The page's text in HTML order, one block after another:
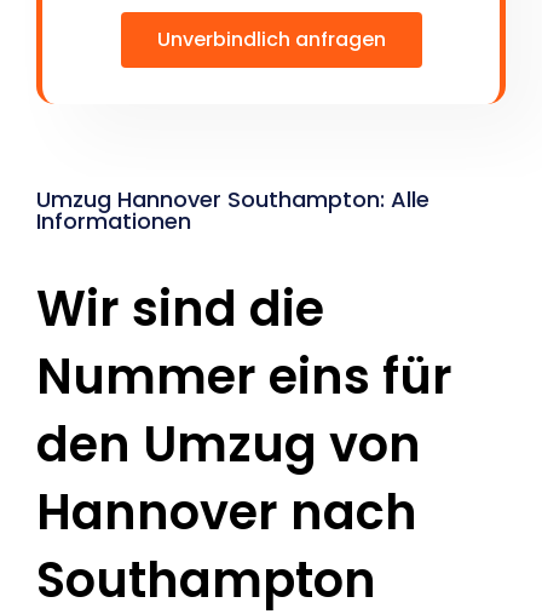
Unverbindlich anfragen
Umzug Hannover Southampton: Alle
Informationen
Wir sind die
Nummer eins für
den Umzug von
Hannover nach
Southampton